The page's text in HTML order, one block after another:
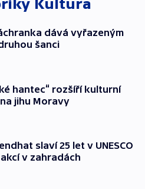
Kultura
dává vyřazeným
šanci
hantec“ rozšíří kulturní
jihu Moravy
slaví 25 let v UNESCO
v zahradách